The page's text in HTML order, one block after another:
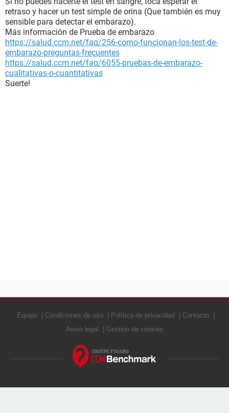
retraso y hacer un test simple de orina (Que también es muy
sensible para detectar el embarazo).
Más información de Prueba de embarazo
https://salud.ccm.net/faq/256-como-funcionan-los-test-de-
embarazo-preguntas-frecuentes
https://salud.ccm.net/faq/6055-pruebas-de-embarazo-
cualitativas-o-cuantitativas
Suerte!
Equipo Condiciones de uso Política de privacidad
Contacto
Aviso legal
Gestión de cookies